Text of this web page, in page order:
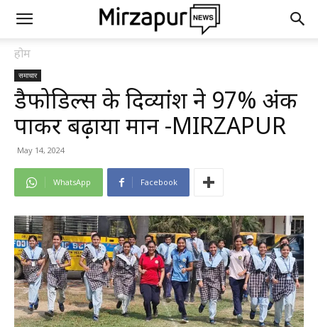
होम
समाचार
डैफोडिल्स के दिव्यांश ने 97% अंक
पाकर बढ़ाया मान -MIRZAPUR
May 14, 2024
WhatsApp Facebook